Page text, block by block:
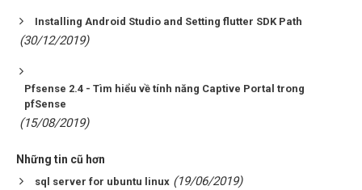
Installing Android Studio and Setting flutter SDK Path
(30/12/2019)
Pfsense 2.4 - Tìm hiểu về tính năng Captive Portal trong
pfSense
(15/08/2019)
Những tin cũ hơn
sql server for ubuntu linux (19/06/2019)